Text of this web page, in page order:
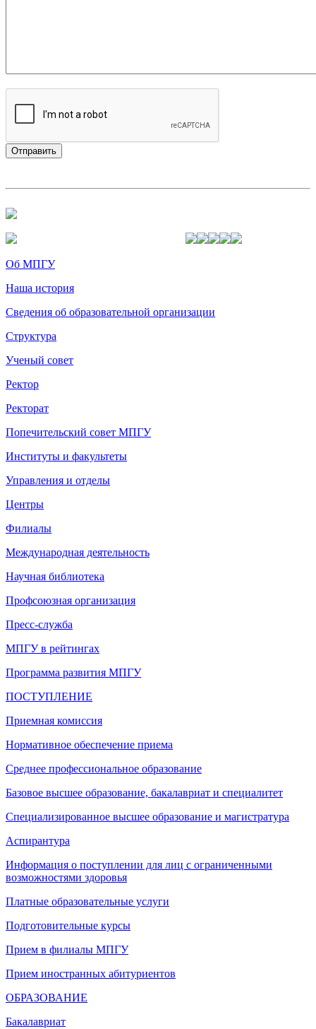
Об МПГУ
Наша история
Сведения об образовательной организации
Структура
Ученый совет
Ректор
Ректорат
Попечительский совет МПГУ
Институты и факультеты
Управления и отделы
Центры
Филиалы
Международная деятельность
Научная библиотека
Профсоюзная организация
Пресс-служба
МПГУ в рейтингах
Программа развития МПГУ
ПОСТУПЛЕНИЕ
Приемная комиссия
Нормативное обеспечение приема
Среднее профессиональное образование
Базовое высшее образование, бакалавриат и специалитет
Специализированное высшее образование и магистратура
Аспирантура
Информация о поступлении для лиц с ограниченными
возможностями здоровья
Платные образовательные услуги
Подготовительные курсы
Прием в филиалы МПГУ
Прием иностранных абитуриентов
ОБРАЗОВАНИЕ
Бакалавриат